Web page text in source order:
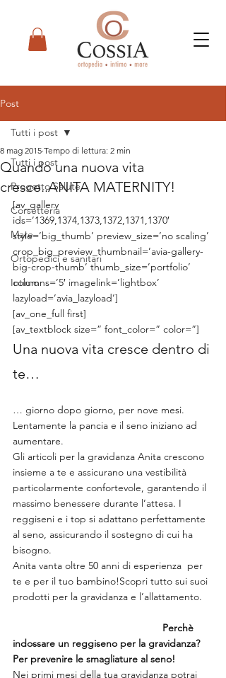
Post
Tutti i post
Progetto Salute
Corsetteria
Mare
Ortopedici e sanitari
Intimo
Tutti i post
Quando una nuova vita
cresce..ANITA MATERNITY!
8 mag 2015 Tempo di lettura: 2 min
[av_gallery
ids=’1369,1374,1373,1372,1371,1370′
style=’big_thumb’ preview_size=’no scaling’
crop_big_preview_thumbnail=’avia-gallery-
big-crop-thumb’ thumb_size=’portfolio’
columns=’5′ imagelink=’lightbox’
lazyload=’avia_lazyload’]
[av_one_full first]
[av_textblock size=” font_color=” color=”]
Una nuova vita cresce dentro di
te…
… giorno dopo giorno, per nove mesi.
Lentamente la pancia e il seno iniziano ad
aumentare.
Gli articoli per la gravidanza Anita crescono
insieme a te e assicurano una vestibilità
particolarmente confortevole, garantendo il
massimo benessere durante l’attesa. I
reggiseni e i top si adattano perfettamente
al seno, assicurando il sostegno di cui ha
bisogno.
Anita vanta oltre 50 anni di esperienza  per
te e per il tuo bambino!Scopri tutto sui suoi
prodotti per la gravidanza e l’allattamento.
Perchè
indossare un reggiseno per la gravidanza?
Per prevenire le smagliature al seno!
Nei primi mesi della tua gravidanza potrai